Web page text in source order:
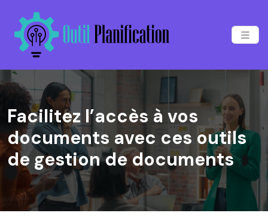
Facilitez l’accès à vos
documents avec ces outils
de gestion de documents